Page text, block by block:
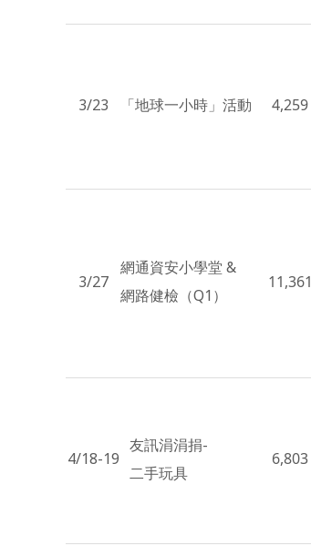
3/23 「地球一小時」活動 4,259
3/27
網通資安小學堂 &
網路健檢（Q1）
11,361
4/18-19
友訊涓涓捐-
二手玩具
6,803